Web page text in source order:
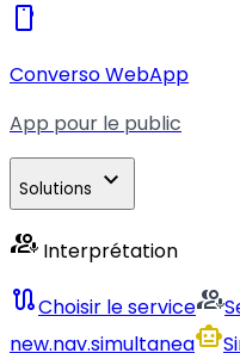
smartphone
Converso WebApp
App pour le public
Solutions expand_more
interpreter_mode Interprétation
routeChoisir le serviceinterpreter_mode
new.nav.simultaneasmart_toy